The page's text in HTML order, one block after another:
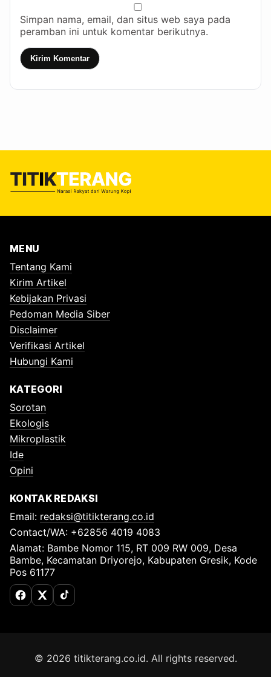
Simpan nama, email, dan situs web saya pada
peramban ini untuk komentar berikutnya.
Kirim Komentar
MENU
Tentang Kami
Kirim Artikel
Kebijakan Privasi
Pedoman Media Siber
Disclaimer
Verifikasi Artikel
Hubungi Kami
KATEGORI
Sorotan
Ekologis
Mikroplastik
Ide
Opini
KONTAK REDAKSI
Email: redaksi@titikterang.co.id
Contact/WA: +62856 4019 4083
Alamat: Bambe Nomor 115, RT 009 RW 009, Desa
Bambe, Kecamatan Driyorejo, Kabupaten Gresik, Kode
Pos 61177
Facebook
X (Twitter)
TikTok
© 2026 titikterang.co.id. All rights reserved.